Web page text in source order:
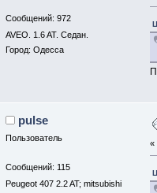
Сообщений: 972
AVEO. 1.6 AT. Cедан.
Город: Одесса
pulse
Пользователь
Сообщений: 115
Peugeot 407 2.2 AT; mitsubishi
«